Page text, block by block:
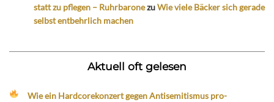
statt zu pflegen – RuhrbaronezuWie viele Bäcker sich gerade
selbst entbehrlich machen
Aktuell oft gelesen
Wie ein Hardcorekonzert gegen Antisemitismus pro-